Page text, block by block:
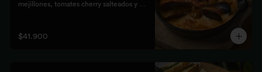
mejillones, tomates cherry salteados y
pan focaccia con pesto verde rústico.
$41.900